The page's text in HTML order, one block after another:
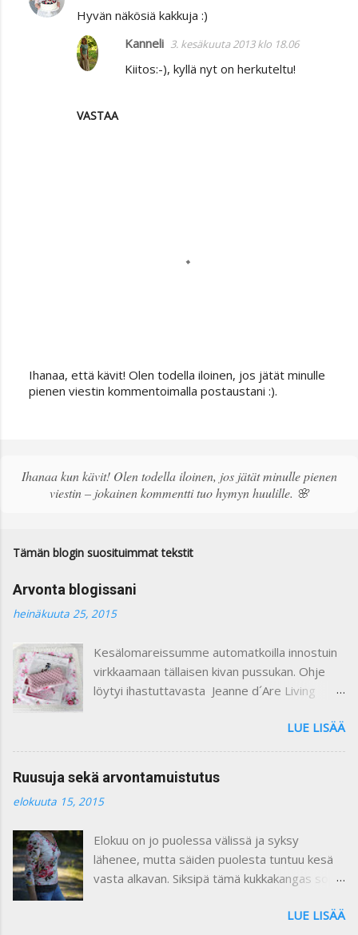
Hyvän näkösiä kakkuja :)
VASTAA
Kanneli 3. kesäkuuta 2013 klo 18.06
Kiitos:-), kyllä nyt on herkuteltu!
L
ä
e
t
t
i
Ihanaa, että kävit! Olen todella iloinen, jos jätät minulle
pienen viestin kommentoimalla postaustani :).
Ihanaa kun kävit! Olen todella iloinen, jos jätät minulle pienen
viestin – jokainen kommentti tuo hymyn huulille. 🌸
Tämän blogin suosituimmat tekstit
Arvonta blogissani
heinäkuuta 25, 2015
Kesälomareissumme automatkoilla innostuin
virkkaamaan tällaisen kivan pussukan. Ohje
löytyi ihastuttavasta Jeanne d´Are Living
lehtien sisustusjutut ovat todella ihastuttavia
ja niin kauniita. Lehdistä löytyy niin paljon
kaikkea mitä voi itse tehdä ja mielikuvitusta
käyttäen keksiä oman kodin kaunistukseksi.
Paljon on tullutkin ostettua näitä lehtiä :) Yllä
virkkaamiseen. Vuoritin pussin kauniilla
ruusukankaalla. Kiinnitin vetoketjun käsin
ommellen. Pieni liina on ommeltu samasta
olla vaikkapa pienen pöydän liina tai leipäkorin
LUE LISÄÄ
Ruusuja sekä arvontamuistutus
elokuuta 15, 2015
Elokuu on jo puolessa välissä ja syksy
lähenee, mutta säiden puolesta tuntuu kesä
vasta alkavan. Siksipä tämä kukkakangas sopii
Ruusukangas löytyi HH- kankaasta. Enpä ollut
LUE LISÄÄ